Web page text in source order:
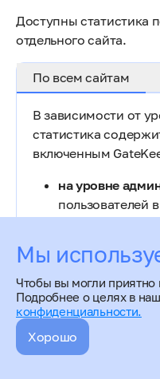
Доступны статистика
отдельного сайта.
По всем сайтам
В зависимости от
статистика
включенным
на уровне
пользователей
пользователей
этого
Для просмотра:
Авторизуйтесь
GateKeeper от Blackwall
Мы
Чтобы вы могли приятно
Подробнее о целях в
конфиденциальности.
Хорошо